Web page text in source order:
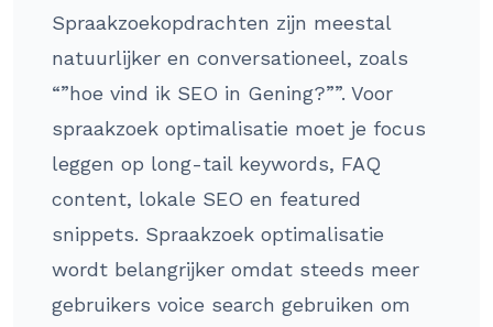
Spraakzoekopdrachten zijn meestal
natuurlijker en conversationeel, zoals
“”hoe vind ik SEO in Gening?””. Voor
spraakzoek optimalisatie moet je focus
leggen op long-tail keywords, FAQ
content, lokale SEO en featured
snippets. Spraakzoek optimalisatie
wordt belangrijker omdat steeds meer
gebruikers voice search gebruiken om